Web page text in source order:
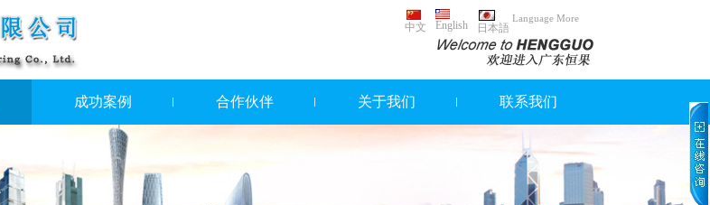
中文 English 日本語
Language More
成功案例 合作伙伴 关于我们 联系我们